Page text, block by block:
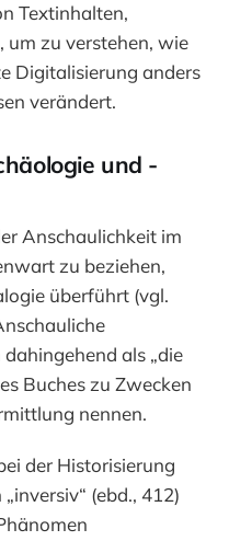
Textinhalten,
zu verstehen, wie
Digitalisierung anders
verändert.
und -
Anschaulichkeit im
zu beziehen,
überführt (vgl.
als „die
Buches zu Zwecken
nennen.
der Historisierung
(ebd., 412)